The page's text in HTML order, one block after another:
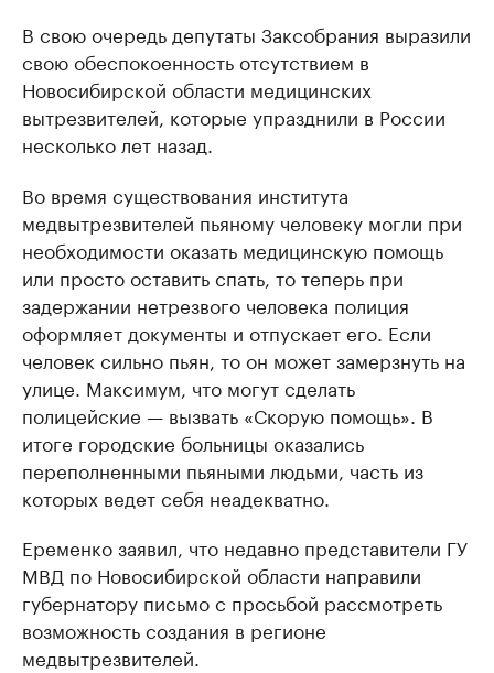
В свою очередь депутаты Заксобрания выразили
свою обеспокоенность отсутствием в
Новосибирской области медицинских
вытрезвителей, которые упразднили в России
несколько лет назад.
Во время существования института
медвытрезвителей пьяному человеку могли при
необходимости оказать медицинскую помощь
или просто оставить спать, то теперь при
задержании нетрезвого человека полиция
оформляет документы и отпускает его. Если
человек сильно пьян, то он может замерзнуть на
улице. Максимум, что могут сделать
полицейские — вызвать «Скорую помощь». В
итоге городские больницы оказались
переполненными пьяными людьми, часть из
которых ведет себя неадекватно.
Еременко заявил, что недавно представители ГУ
МВД по Новосибирской области направили
губернатору письмо с просьбой рассмотреть
возможность создания в регионе
медвытрезвителей.